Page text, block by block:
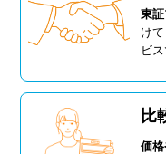
東
け
ビス
比
価